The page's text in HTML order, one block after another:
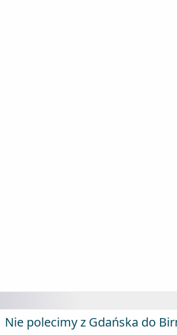
Nie polecimy z Gdańska do